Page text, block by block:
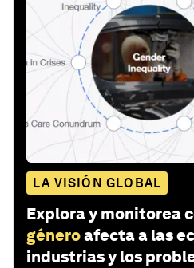
LA VISIÓN GLOBAL
Explora y monitorea
géneroafecta a las
industrias y los